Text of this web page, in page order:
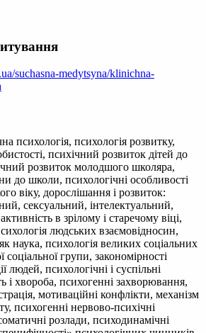
suchasna-medytsyna/klinichna-
психологія, психологія розвитку,
психічний розвиток дітей до
розвиток молодшого школяра,
до школи, психологічні особливості
віку, дорослішання і розвиток:
сексуальний, інтелектуальний,
в зрілому і старечому віці,
людських взаємовідносин,
наука, психологія великих соціальних
соціальної групи, закономірності
людей, психологічні і суспільні
і хвороба, психогенні захворювання,
мотиваційні конфлікти, механізм
психогенні нервово-психічні
розлади, психодинамічні